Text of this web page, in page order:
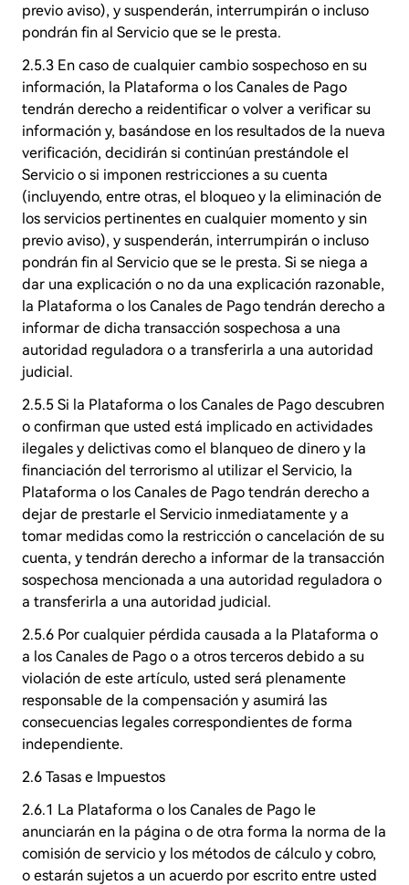
previo aviso), y suspenderán, interrumpirán o incluso
pondrán fin al Servicio que se le presta.
2.5.3 En caso de cualquier cambio sospechoso en su
información, la Plataforma o los Canales de Pago
tendrán derecho a reidentificar o volver a verificar su
información y, basándose en los resultados de la nueva
verificación, decidirán si continúan prestándole el
Servicio o si imponen restricciones a su cuenta
(incluyendo, entre otras, el bloqueo y la eliminación de
los servicios pertinentes en cualquier momento y sin
previo aviso), y suspenderán, interrumpirán o incluso
pondrán fin al Servicio que se le presta. Si se niega a
dar una explicación o no da una explicación razonable,
la Plataforma o los Canales de Pago tendrán derecho a
informar de dicha transacción sospechosa a una
autoridad reguladora o a transferirla a una autoridad
judicial.
2.5.5 Si la Plataforma o los Canales de Pago descubren
o confirman que usted está implicado en actividades
ilegales y delictivas como el blanqueo de dinero y la
financiación del terrorismo al utilizar el Servicio, la
Plataforma o los Canales de Pago tendrán derecho a
dejar de prestarle el Servicio inmediatamente y a
tomar medidas como la restricción o cancelación de su
cuenta, y tendrán derecho a informar de la transacción
sospechosa mencionada a una autoridad reguladora o
a transferirla a una autoridad judicial.
2.5.6 Por cualquier pérdida causada a la Plataforma o
a los Canales de Pago o a otros terceros debido a su
violación de este artículo, usted será plenamente
responsable de la compensación y asumirá las
consecuencias legales correspondientes de forma
independiente.
2.6 Tasas e Impuestos
2.6.1 La Plataforma o los Canales de Pago le
anunciarán en la página o de otra forma la norma de la
comisión de servicio y los métodos de cálculo y cobro,
o estarán sujetos a un acuerdo por escrito entre usted